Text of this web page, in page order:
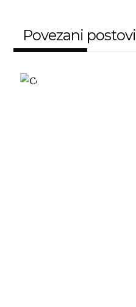
Povezani postovi